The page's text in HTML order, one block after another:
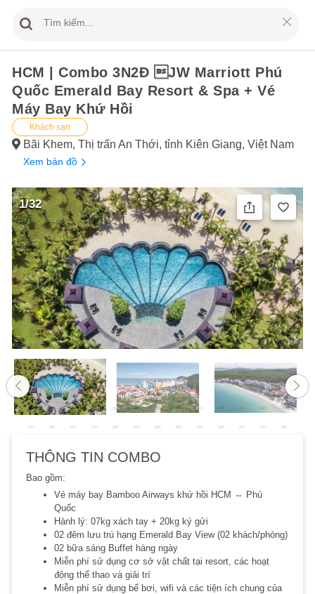
HCM | Combo 3N2Đ JW Marriott Phú
Quốc Emerald Bay Resort & Spa + Vé
Máy Bay Khứ Hồi
Khách sạn
Bãi Khem, Thị trấn An Thới, tỉnh Kiên Giang, Việt Nam
Xem bản đồ
1/32
THÔNG TIN COMBO
Bao gồm:
Vé máy bay Bamboo Airways khứ hồi HCM ⇔ Phú
Quốc
Hành lý: 07kg xách tay + 20kg ký gửi
02 đêm lưu trú hạng Emerald Bay View (02 khách/phòng)
02 bữa sáng Buffet hàng ngày
Miễn phí sử dụng cơ sở vật chất tại resort, các hoạt
động thể thao và giải trí
Miễn phí sử dụng bể bơi, wifi và các tiện ích chung của